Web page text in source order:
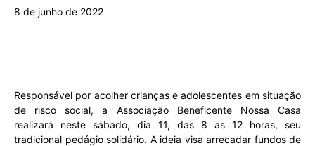
8 de junho de 2022
Responsável por acolher crianças e adolescentes em situação
de risco social, a Associação Beneficente Nossa Casa
realizará neste sábado, dia 11, das 8 as 12 horas, seu
tradicional pedágio solidário. A ideia visa arrecadar fundos de